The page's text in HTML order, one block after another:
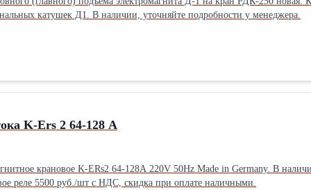
Также есть вариант б/у оригинальных катушек Д1. В наличии, уточняйте подробности у менеджера.
K-Ers 2 64-128 A
крановое K-ERs2 64-128A 220V 50Hz Made in Germany. В
реле 5500 руб./шт с НДС, скидка при оплате наличными.